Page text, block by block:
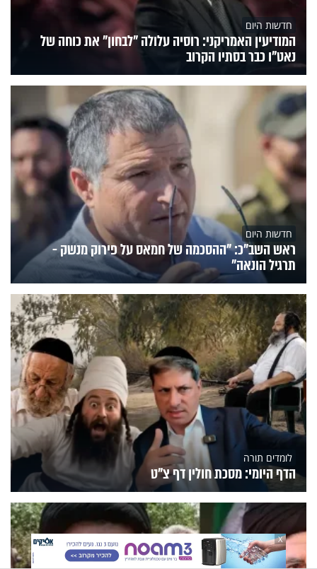
חדשות היום
המודיעין האמריקני: רוסיה עלולה "לבחון" את כוחה של
נאט"ו כבר בסתיו הקרוב
חדשות היום
ראש השב"כ: "ההסכמה של חמאס על פירוק מנשק -
תרגיל הונאה"
לומדים תורה
הדף היומי: מסכת חולין דף צ"ט
X